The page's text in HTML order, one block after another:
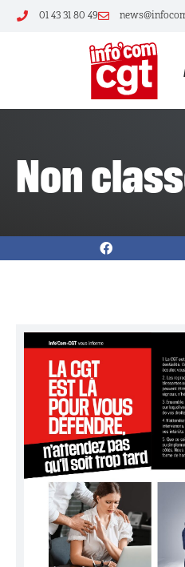
01 43 31 80 49
Non